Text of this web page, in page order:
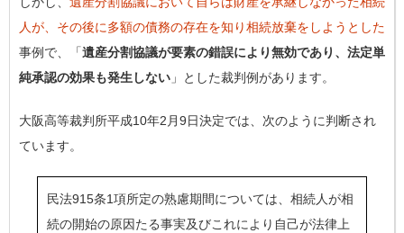
人が、その後に多額の債務の存在を知り相続放棄をしようとした
事例で、「遺産分割協議が要素の錯誤により無効であり、法定単
純承認の効果も発生しない 」とした裁判例があります。
大阪高等裁判所平成10年2月9日決定では、次のように判断され
ています。
民法915条1項所定の熟慮期間については、相続人が相
続の開始の原因たる事実及びこれにより自己が法律上